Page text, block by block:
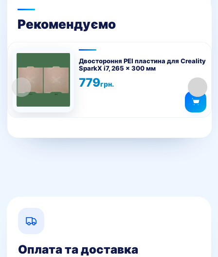
Рекомендуємо
Двостороння PEI пластина для Creality
SparkX i7, 265 x 300 мм
779грн.
Оплата та доставка